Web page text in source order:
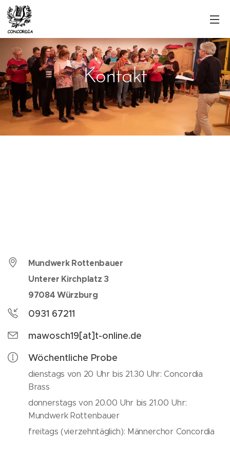
Kontakt
Mundwerk Rottenbauer
Unterer Kirchplatz 3
97084 Würzburg
0931 67211
mawosch19[at]t-online.de
Wöchentliche Probe
dienstags von 20 Uhr bis 21.30 Uhr: Concordia
Brass
donnerstags von 20.00 Uhr bis 21.00 Uhr:
Mundwerk Rottenbauer
freitags (vierzehntäglich): Männerchor Concordia